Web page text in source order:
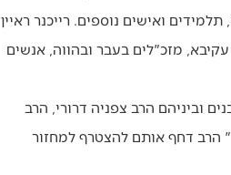
ואישים נוספים. רייכנר ראיין
אנשי בני עקיבא, מזכ"לים בעבר ובהווה, אנשים
וביניהם הרב צפניה דרורי, הרב
הרב דחף אותם להצטרף למחזור